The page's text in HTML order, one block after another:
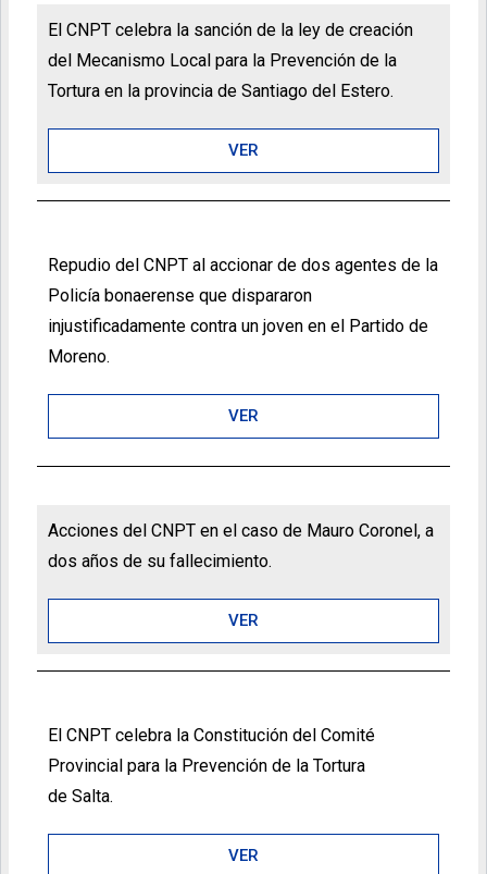
El CNPT celebra la sanción de la ley de creación
del Mecanismo Local para la Prevención de la
Tortura en la provincia de Santiago del Estero.
VER
Repudio del CNPT al accionar de dos agentes de la
Policía bonaerense que dispararon
injustificadamente contra un joven en el Partido de
Moreno.
VER
Acciones del CNPT en el caso de Mauro Coronel, a
dos años de su fallecimiento.
VER
El CNPT celebra la Constitución del Comité
Provincial para la Prevención de la Tortura
de Salta.
VER